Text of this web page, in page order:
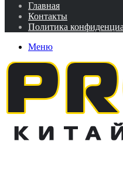
Главная
Контакты
Политика
Меню